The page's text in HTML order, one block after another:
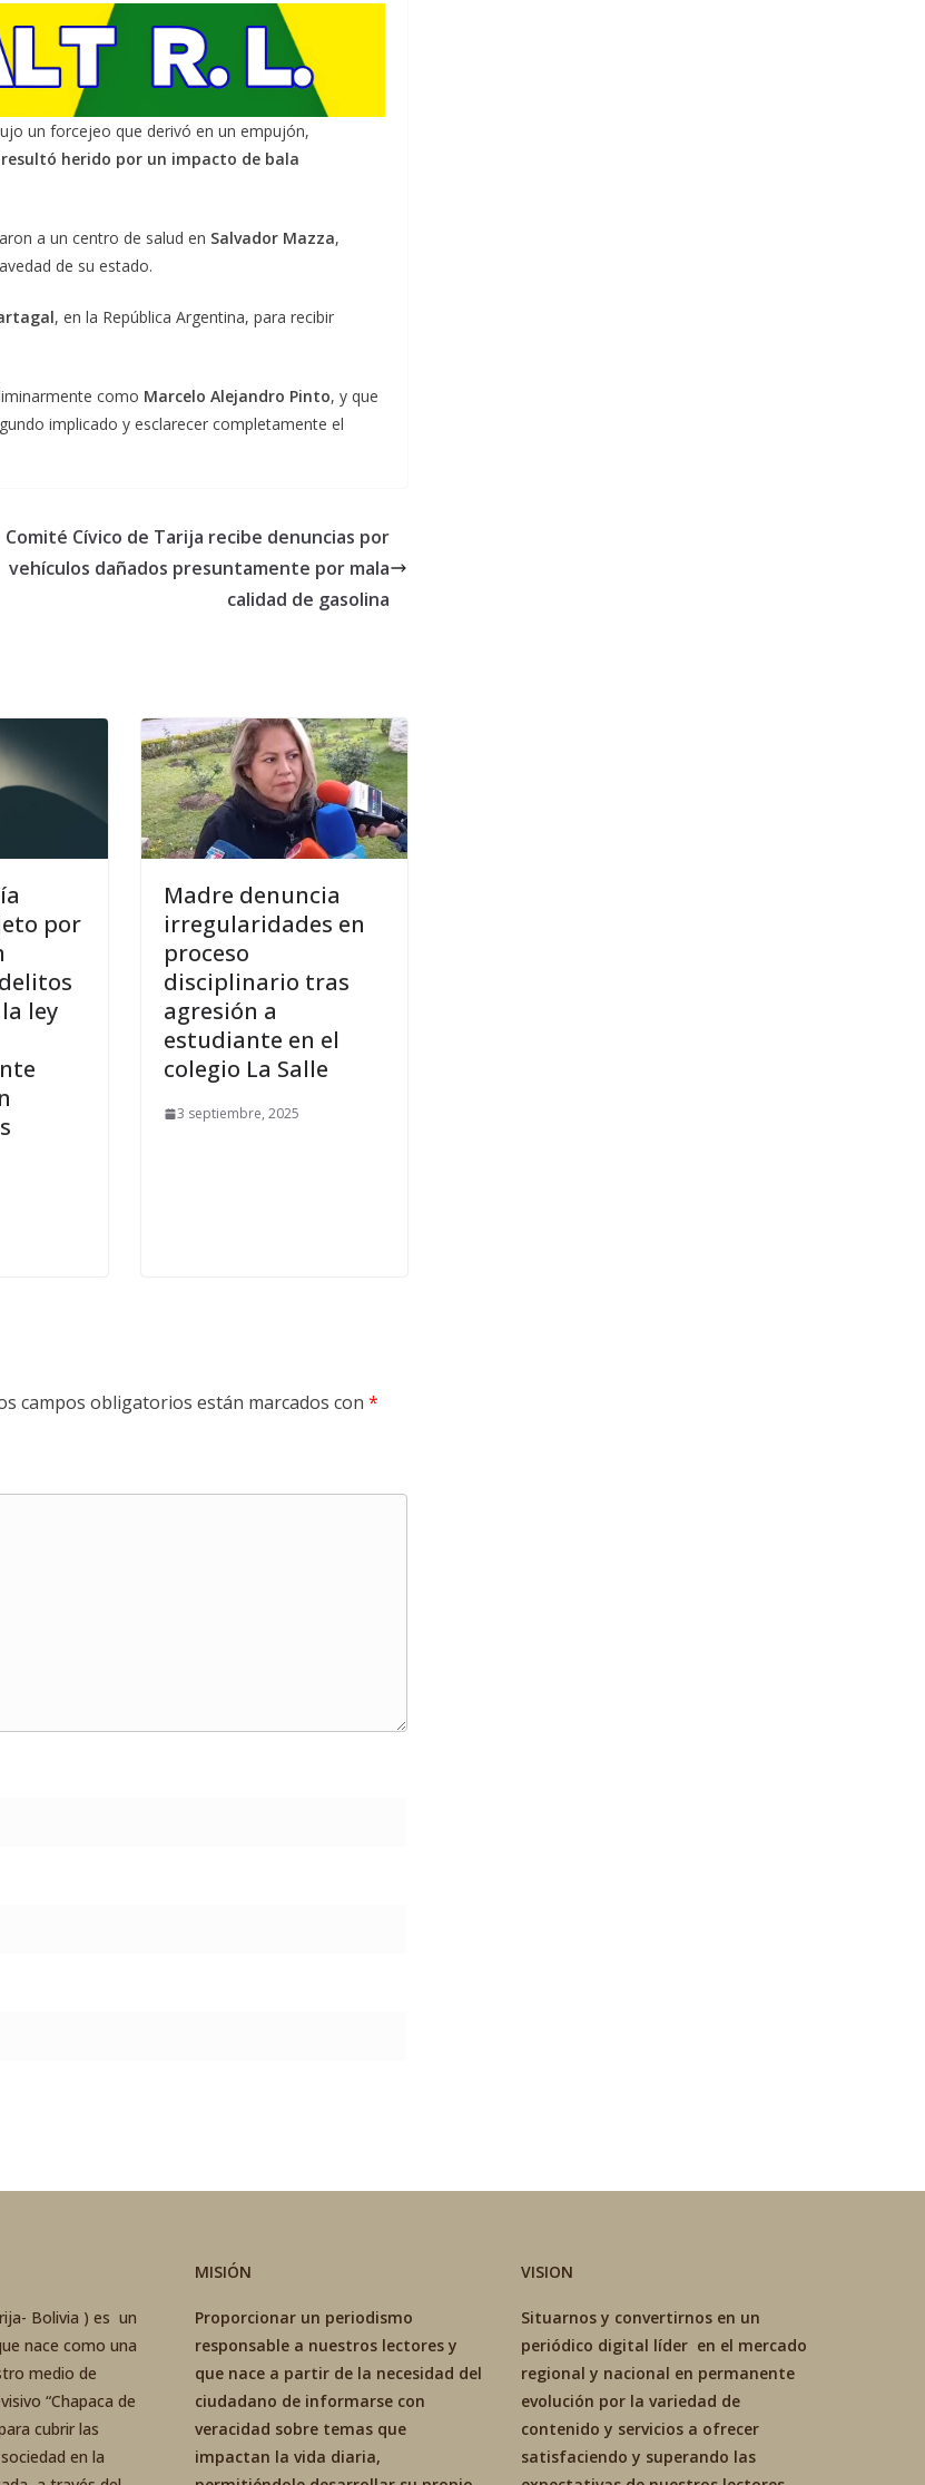
un forcejeo que derivó en un empujón,
herido por un impacto de bala
a un centro de salud en Salvador Mazza,
de su estado.
, en la República Argentina, para recibir
como Marcelo Alejandro Pinto, y que
implicado y esclarecer completamente el
Comité Cívico de Tarija recibe denuncias por
vehículos dañados presuntamente por mala
calidad de gasolina
por
ley
Madre denuncia
irregularidades en
proceso
disciplinario tras
agresión a
estudiante en el
colegio La Salle
3 septiembre, 2025
campos obligatorios están marcados con *
Bolivia ) es un
nace como una
medio de
“Chapaca de
cubrir las
en la
MISIÓN
Proporcionar un periodismo
responsable a nuestros lectores y
que nace a partir de la necesidad del
ciudadano de informarse con
veracidad sobre temas que
impactan la vida diaria,
VISION
Situarnos y convertirnos en un
periódico digital líder en el mercado
regional y nacional en permanente
evolución por la variedad de
contenido y servicios a ofrecer
satisfaciendo y superando las